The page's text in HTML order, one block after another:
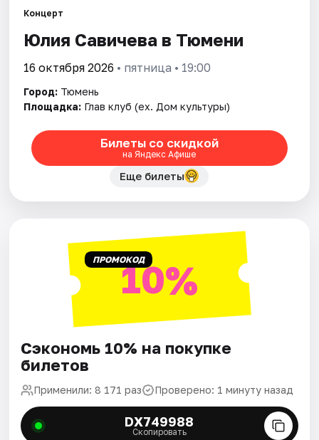
Города
Площадки
Артисты
Рейтинги
Концерт
Юлия Савичева в Тюмени
16 октября 2026 • пятница • 19:00
Город: Тюмень
Площадка: Глав клуб (ex. Дом культуры)
Билеты со скидкой
на Яндекс Афише
Еще билеты
ПРОМОКОД10%
Сэкономь 10% на покупке
билетов
Применили: 8 171 раз Проверено: 1 минуту назад
DX749988
Скопировать